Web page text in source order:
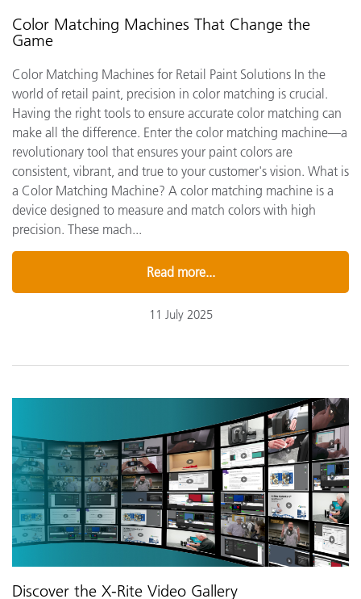
Color Matching Machines That Change the
Game
Color Matching Machines for Retail Paint Solutions In the
world of retail paint, precision in color matching is crucial.
Having the right tools to ensure accurate color matching can
make all the difference. Enter the color matching machine—a
revolutionary tool that ensures your paint colors are
consistent, vibrant, and true to your customer's vision. What is
a Color Matching Machine? A color matching machine is a
device designed to measure and match colors with high
precision. These mach...
Read more...
11 July 2025
Discover the X-Rite Video Gallery